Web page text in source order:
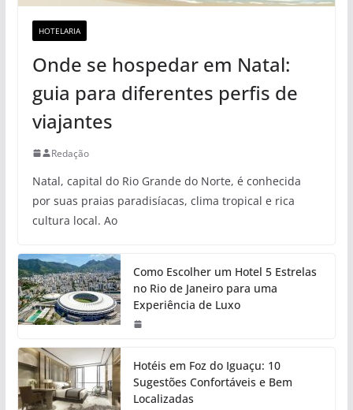
HOTELARIA
Onde se hospedar em Natal:
guia para diferentes perfis de
viajantes
Redação
Natal, capital do Rio Grande do Norte, é conhecida
por suas praias paradisíacas, clima tropical e rica
cultura local. Ao
Como Escolher um Hotel 5 Estrelas
no Rio de Janeiro para uma
Experiência de Luxo
Hotéis em Foz do Iguaçu: 10
Sugestões Confortáveis e Bem
Localizadas